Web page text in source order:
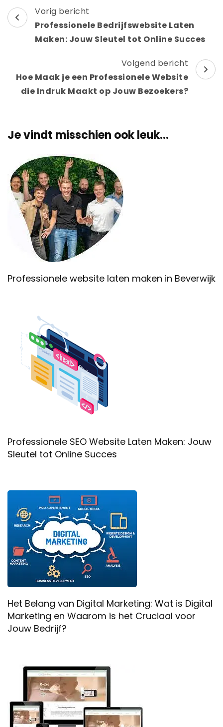
Berichtnavigatie
Vorig bericht
Professionele Bedrijfswebsite Laten
Maken: Jouw Sleutel tot Online Succes
Volgend bericht
Hoe Maak je een Professionele Website
die Indruk Maakt op Jouw Bezoekers?
Je vindt misschien ook leuk...
Professionele website laten maken in Beverwijk
Professionele SEO Website Laten Maken: Jouw
Sleutel tot Online Succes
Het Belang van Digital Marketing: Wat is Digital
Marketing en Waarom is het Cruciaal voor
Jouw Bedrijf?